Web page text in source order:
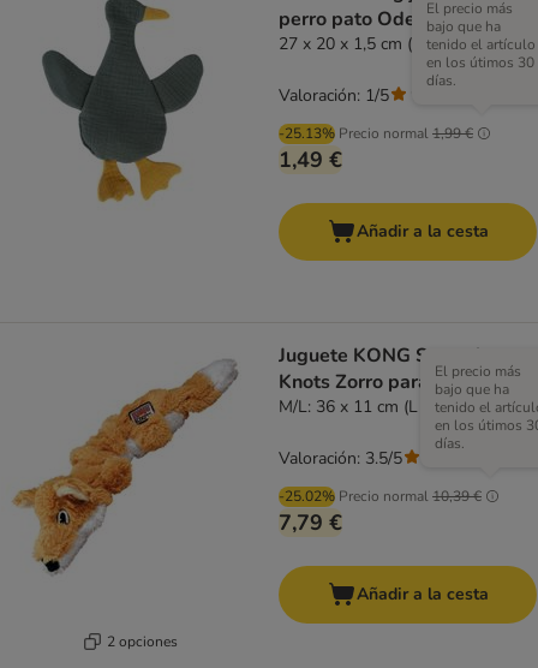
perro pato Odense
27 x 20 x 1,5 cm (L x An x Al)
-25.13% Precio normal1,99 €
El precio más
bajo que ha
tenido el artículo
en los útimos 30
días.
1,49 €
Valoración: 1/5
Añadir a la cesta
2 opciones
Juguete KONG Scrunch
Knots Zorro para perros
M/L: 36 x 11 cm (L x An)
-25.02% Precio normal10,39 €
El precio más
bajo que ha
tenido el
en los útimos
días.
7,79 €
Valoración: 3.5/5
Añadir a la cesta